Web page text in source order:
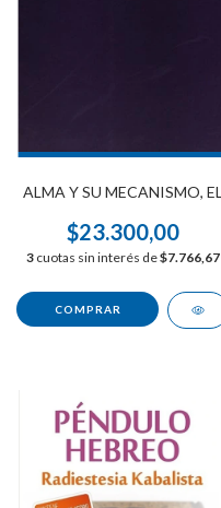
ALMA Y SU MECANISMO, EL
$23.300,00
3 cuotas sin interés de$7.766,67